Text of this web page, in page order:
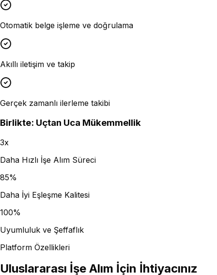
Otomatik belge işleme ve doğrulama
Akıllı iletişim ve takip
Gerçek zamanlı ilerleme takibi
Birlikte: Uçtan Uca Mükemmellik
3x
Daha Hızlı İşe Alım Süreci
85%
Daha İyi Eşleşme Kalitesi
100%
Uyumluluk ve Şeffaflık
Platform Özellikleri
Uluslararası İşe Alım İçin İhtiyacınız